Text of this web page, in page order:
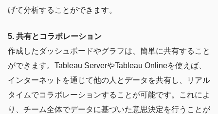
げて分析することができます。
5. 共有とコラボレーション
作成したダッシュボードやグラフは、簡単に共有すること
ができます。Tableau ServerやTableau Onlineを使えば、
インターネットを通じて他の人とデータを共有し、リアル
タイムでコラボレーションすることが可能です。これによ
り、チーム全体でデータに基づいた意思決定を行うことが